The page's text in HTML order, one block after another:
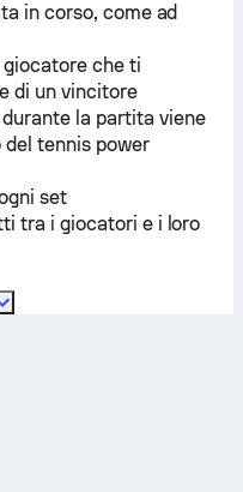
in corso, come ad
che ti
di un vincitore
la partita viene
tennis power
set
tra i giocatori e i loro